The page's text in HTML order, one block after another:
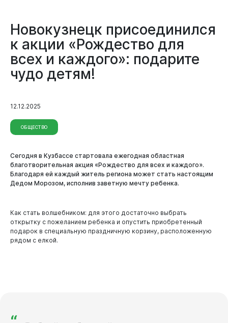
Виртуальная
Новокузнецк присоединился
к акции «Рождество для
всех и каждого»: подарите
чудо детям!
12.12.2025
ОБЩЕСТВО
Сегодня в Кузбассе стартовала ежегодная областная
благотворительная акция «Рождество для всех и каждого».
Благодаря ей каждый житель региона может стать настоящим
Дедом Морозом, исполнив заветную мечту ребенка.
Как стать волшебником: для этого достаточно выбрать
открытку с пожеланием ребенка и опустить приобретенный
подарок в специальную праздничную корзину, расположенную
рядом с елкой.